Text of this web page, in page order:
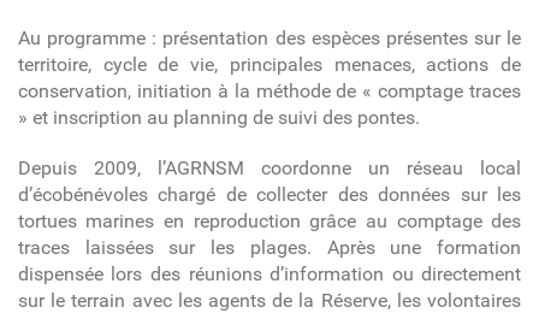
Au programme : présentation des espèces présentes sur le
territoire, cycle de vie, principales menaces, actions de
conservation, initiation à la méthode de « comptage traces
» et inscription au planning de suivi des pontes.
Depuis 2009, l’AGRNSM coordonne un réseau local
d’écobénévoles chargé de collecter des données sur les
tortues marines en reproduction grâce au comptage des
traces laissées sur les plages. Après une formation
dispensée lors des réunions d’information ou directement
sur le terrain avec les agents de la Réserve, les volontaires